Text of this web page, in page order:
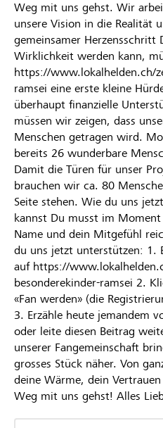
Weg mit uns gehst. Wir
unsere Vision in die Realität
gemeinsamer Herzensschritt
Wirklichkeit werden kann,
https://www.lokalhelden.ch/
ramsei eine erste kleine
überhaupt finanzielle
müssen wir zeigen, dass
Menschen getragen wird.
bereits 26 wunderbare
Damit die Türen für unser
brauchen wir ca. 80
Seite stehen. Wie du uns
kannst Du musst im
Name und dein Mitgefühl
du uns jetzt unterstützen: 1.
auf https://
besonderekinder-ramsei 2.
«Fan werden» (die
3. Erzähle heute jemandem
oder leite diesen Beitrag
unserer Fangemeinschaft
grosses Stück näher. Von
deine Wärme, dein
Weg mit uns gehst! Alles